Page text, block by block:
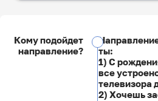
Кому подойдет
направление?
ты:
1) С
все
телевизора
2) Хочешь